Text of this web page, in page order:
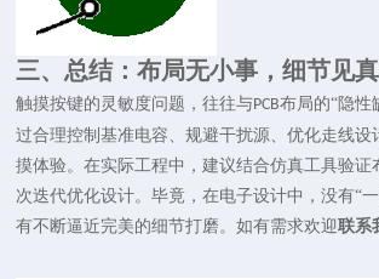
三、总结：布局无小事，细节见
触摸按键的灵敏度问题，往往与PCB布局的“隐性
过合理控制基准电容、规避干扰源、优化走线设
摸体验。在实际工程中，建议结合仿真工具验证
次迭代优化设计。毕竟，在电子设计中，没有“
有不断逼近完美的细节打磨。如有需求欢迎联系